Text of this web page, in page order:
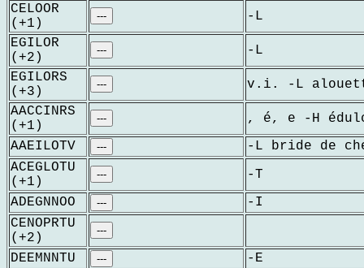
CELOOR
(+1)
---
-L
EGILOR
(+2)
---
-L
EGILORS
(+3)
---
v.i. -L
AACCINRS
(+1)
---
, é, e -H
AAEILOTV
---
-L bride de
ACEGLOTU
(+1)
---
-T
ADEGNNOO
---
-I
CENOPRTU
(+2)
---
DEEMNNTU ---
-E